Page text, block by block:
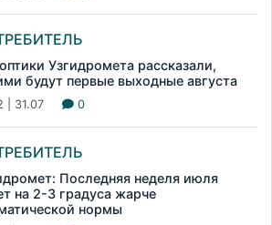
Узгидромета рассказали,
будут первые выходные августа
| 31.07 0
Последняя неделя июля
на 2-3 градуса жарче
нормы